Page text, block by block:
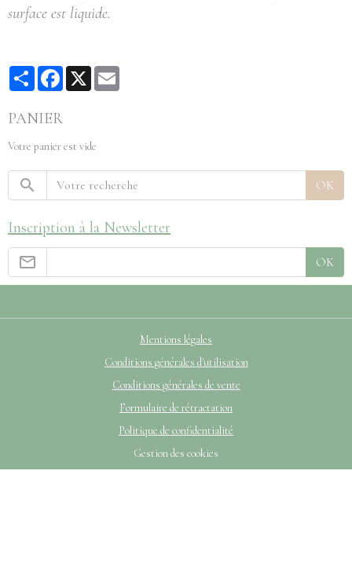
surface est liquide.
PartagerFacebook
X
PANIER
Votre panier est vide
OK
Inscription à la Newsletter
OK
Mentions légales
Conditions générales d'utilisation
Conditions générales de vente
Formulaire de rétractation
Politique de confidentialité
Gestion des cookies